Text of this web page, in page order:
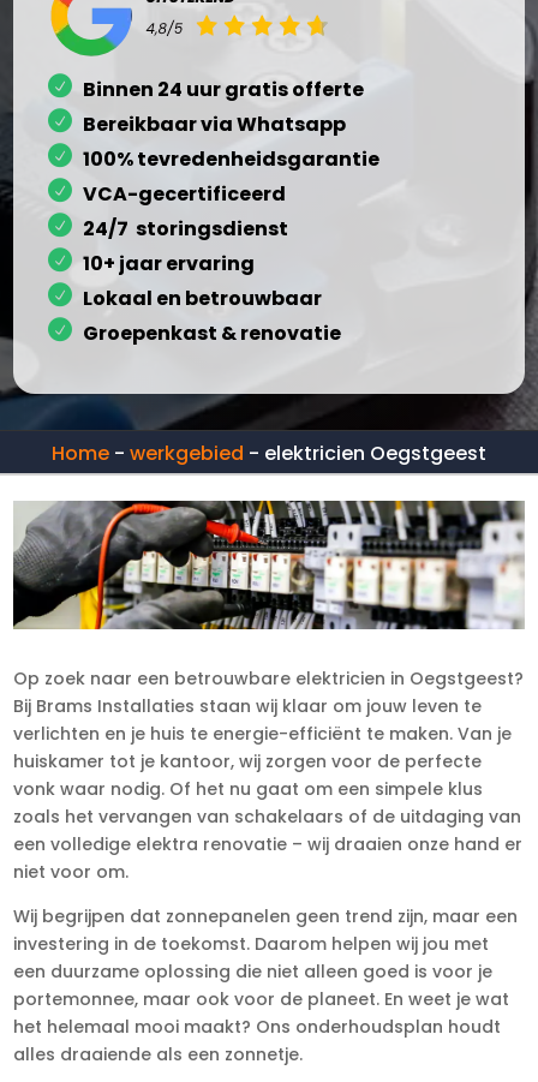
Binnen 24 uur gratis offerte
Bereikbaar via Whatsapp
100% tevredenheidsgarantie
VCA-gecertificeerd
24/7 storingsdienst
10+ jaar ervaring
Lokaal en betrouwbaar
Groepenkast & renovatie
Home - werkgebied - elektricien Oegstgeest
Op zoek naar een betrouwbare elektricien in Oegstgeest?
Bij Brams Installaties staan wij klaar om jouw leven te
verlichten en je huis te energie-efficiënt te maken. Van je
huiskamer tot je kantoor, wij zorgen voor de perfecte
vonk waar nodig. Of het nu gaat om een simpele klus
zoals het vervangen van schakelaars of de uitdaging van
een volledige elektra renovatie – wij draaien onze hand er
niet voor om.
Wij begrijpen dat zonnepanelen geen trend zijn, maar een
investering in de toekomst. Daarom helpen wij jou met
een duurzame oplossing die niet alleen goed is voor je
portemonnee, maar ook voor de planeet. En weet je wat
het helemaal mooi maakt? Ons onderhoudsplan houdt
alles draaiende als een zonnetje.